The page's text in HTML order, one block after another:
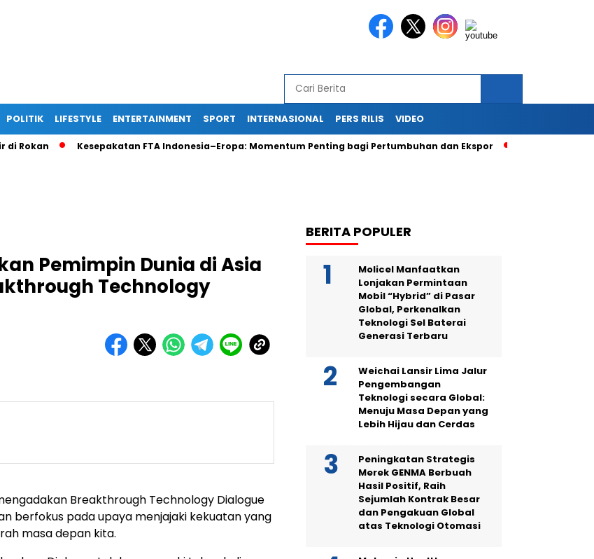
POLITIK LIFESTYLE ENTERTAINMENT SPORT INTERNASIONAL PERS RILIS VIDEO
di Rokan Kesepakatan FTA Indonesia–Eropa: Momentum Penting bagi Pertumbuhan dan Ekspor
Pemimpin Dunia di Asia
Technology
Breakthrough Technology Dialogue
berfokus pada upaya menjajaki kekuatan yang
masa depan kita.
BERITA POPULER
Molicel Manfaatkan
Lonjakan Permintaan
Mobil “Hybrid” di Pasar
Global, Perkenalkan
Teknologi Sel Baterai
Generasi Terbaru
Weichai Lansir Lima Jalur
Pengembangan
Teknologi secara Global:
Menuju Masa Depan yang
Lebih Hijau dan Cerdas
Peningkatan Strategis
Merek GENMA Berbuah
Hasil Positif, Raih
Sejumlah Kontrak Besar
dan Pengakuan Global
atas Teknologi Otomasi